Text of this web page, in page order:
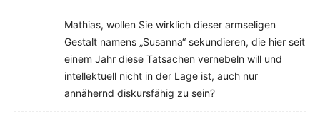
Mathias, wollen Sie wirklich dieser armseligen
Gestalt namens „Susanna“ sekundieren, die hier seit
einem Jahr diese Tatsachen vernebeln will und
intellektuell nicht in der Lage ist, auch nur
annähernd diskursfähig zu sein?